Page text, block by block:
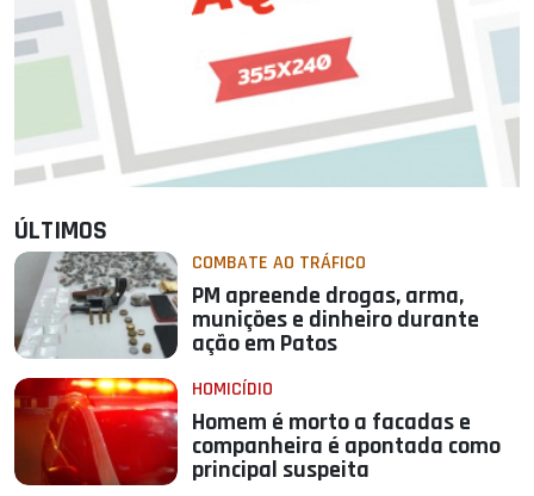
ÚLTIMOS
COMBATE AO TRÁFICO
PM apreende drogas, arma,
munições e dinheiro durante
ação em Patos
HOMICÍDIO
Homem é morto a facadas e
companheira é apontada como
principal suspeita